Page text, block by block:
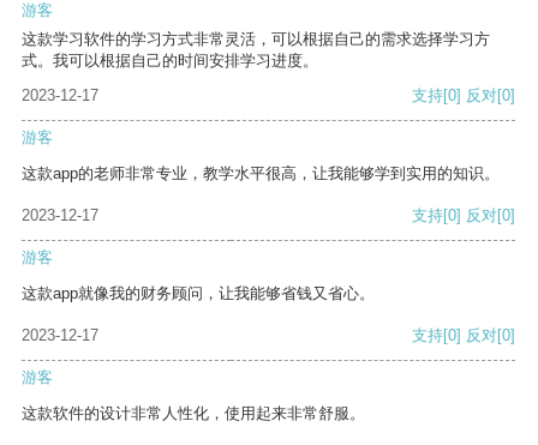
游客
这款学习软件的学习方式非常灵活，可以根据自己的需求选择学习方
式。我可以根据自己的时间安排学习进度。
2023-12-17
支持[0] 反对[0]
游客
这款app的老师非常专业，教学水平很高，让我能够学到实用的知识。
2023-12-17 支持[0] 反对[0]
游客
这款app就像我的财务顾问，让我能够省钱又省心。
2023-12-17 支持[0] 反对[0]
游客
这款软件的设计非常人性化，使用起来非常舒服。